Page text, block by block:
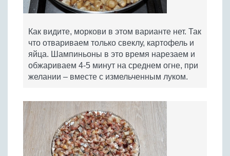
Как видите, моркови в этом варианте нет. Так
что отвариваем только свеклу, картофель и
яйца. Шампиньоны в это время нарезаем и
обжариваем 4-5 минут на среднем огне, при
желании – вместе с измельченным луком.